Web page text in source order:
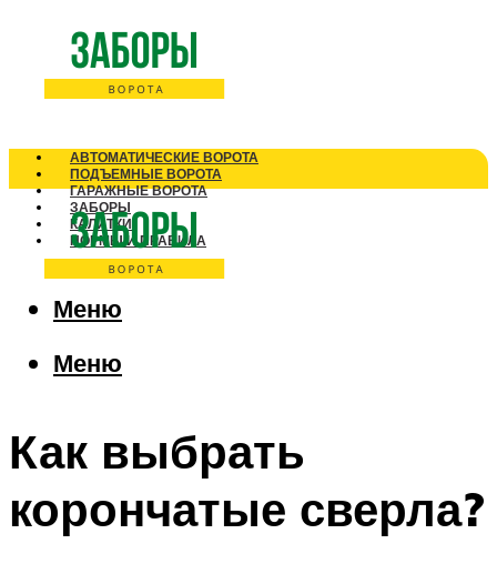
АВТОМАТИЧЕСКИЕ ВОРОТА
ПОДЪЕМНЫЕ ВОРОТА
ГАРАЖНЫЕ ВОРОТА
ЗАБОРЫ
КАЛИТКИ
НОРМЫ И ПРАВИЛА
Меню
Меню
Как выбрать
корончатые сверла?